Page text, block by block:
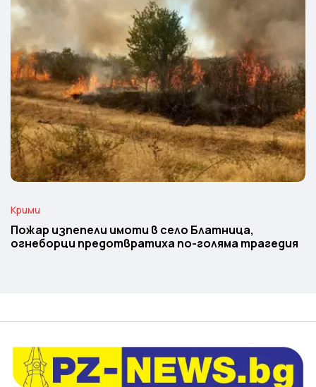
Крими
Пожар изпепели имоти в село Блатница,
огнеборци предотвратиха по-голяма трагедия